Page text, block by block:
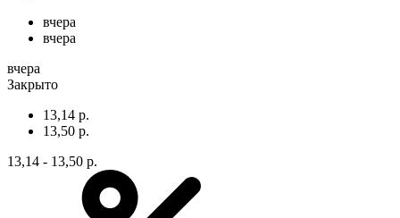
вчера
вчера
вчера
Закрыто
13,14 р.
13,50 р.
13,14 - 13,50 р.